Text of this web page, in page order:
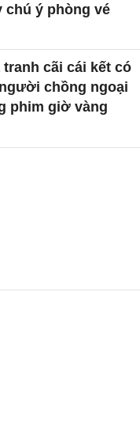
chú ý phòng vé
tranh cãi cái kết có
chồng ngoại
phim giờ vàng